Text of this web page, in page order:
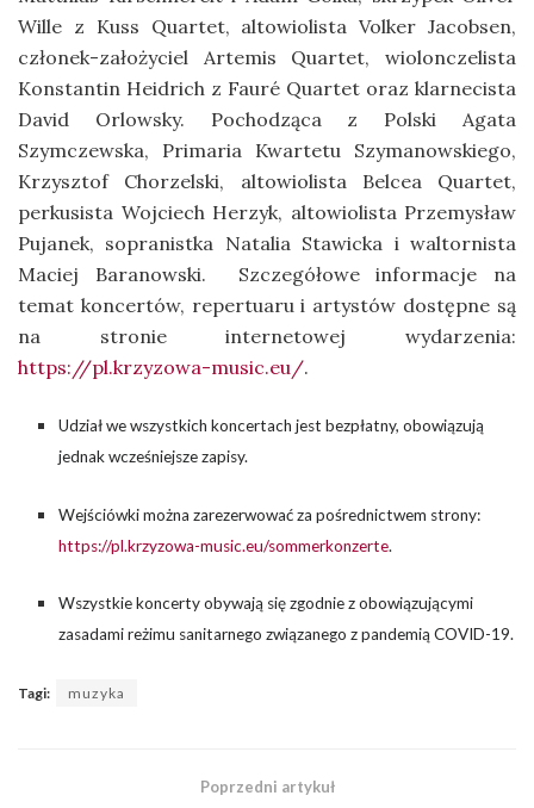
Wille z Kuss Quartet, altowiolista Volker Jacobsen,
członek-założyciel Artemis Quartet, wiolonczelista
Konstantin Heidrich z Fauré Quartet oraz klarnecista
David Orlowsky. Pochodząca z Polski Agata
Szymczewska, Primaria Kwartetu Szymanowskiego,
Krzysztof Chorzelski, altowiolista Belcea Quartet,
perkusista Wojciech Herzyk, altowiolista Przemysław
Pujanek, sopranistka Natalia Stawicka i waltornista
Maciej Baranowski. Szczegółowe informacje na
temat koncertów, repertuaru i artystów dostępne są
na stronie internetowej wydarzenia:
https://pl.krzyzowa-music.eu/.
Udział we wszystkich koncertach jest bezpłatny, obowiązują
jednak wcześniejsze zapisy.
Wejściówki można zarezerwować za pośrednictwem strony:
https://pl.krzyzowa-music.eu/sommerkonzerte.
Wszystkie koncerty obywają się zgodnie z obowiązującymi
zasadami reżimu sanitarnego związanego z pandemią COVID-19.
Tagi: muzyka
Poprzedni artykuł